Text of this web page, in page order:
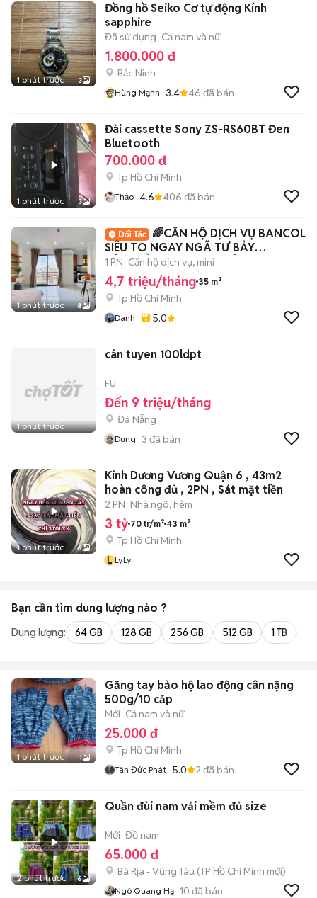
1 phút trước 3
Đồng hồ Seiko Cơ tự động Kính
sapphire
Đã sử dụng Cả nam và nữ
1.800.000 đ
Bắc Ninh
Hùng Mạnh 3.4 46 đã bán
1 phút trước 3
Đài cassette Sony ZS-RS60BT Đen
Bluetooth
700.000 đ
Tp Hồ Chí Minh
Thảo 4.6 406 đã bán
1 phút trước 8
🌈CĂN HỘ DỊCH VỤ BANCOL
SIÊU TO NGAY NGÃ TƯ BẢY
HIỀN_SẴN FULL NỘI THẤT
1 PN Căn hộ dịch vụ, mini
4,7 triệu/tháng 35 m²
Tp Hồ Chí Minh
Danh 5.0
1 phút trước
cân tuyen 100ldpt
FU
Đến 9 triệu/tháng
Đà Nẵng
Dung 3 đã bán
1 phút trước 6
Kinh Dương Vương Quận 6 , 43m2
hoàn công đủ , 2PN , Sát mặt tiền
2 PN Nhà ngõ, hẻm
3 tỷ 70 tr/m² 43 m²
Tp Hồ Chí Minh
L LyLy
Bạn cần tìm dung lượng nào ?
Dung lượng: 64 GB 128 GB 256 GB 512 GB 1 TB
1 phút trước 1
Găng tay bảo hộ lao động cân nặng
500g/10 căp
Mới Cả nam và nữ
25.000 đ
Tp Hồ Chí Minh
Tân Đức Phát 5.0 2 đã bán
2 phút trước 6
Quần đùi nam vải mềm đủ size
Mới Đồ nam
65.000 đ
Bà Rịa - Vũng Tàu (TP Hồ Chí Minh mới)
Ngô Quang Hạ 10 đã bán